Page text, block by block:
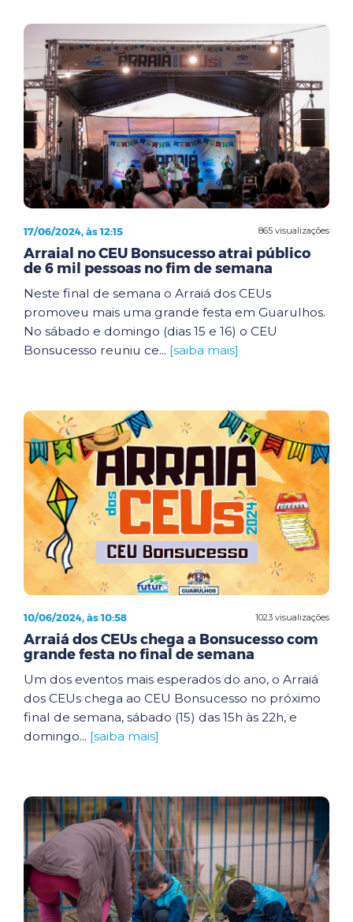
865 visualizações
17/06/2024, às 12:15
Arraial no CEU Bonsucesso atrai público
de 6 mil pessoas no fim de semana
Neste final de semana o Arraiá dos CEUs
promoveu mais uma grande festa em Guarulhos.
No sábado e domingo (dias 15 e 16) o CEU
Bonsucesso reuniu ce... [saiba mais]
1023 visualizações
10/06/2024, às 10:58
Arraiá dos CEUs chega a Bonsucesso com
grande festa no final de semana
Um dos eventos mais esperados do ano, o Arraiá
dos CEUs chega ao CEU Bonsucesso no próximo
final de semana, sábado (15) das 15h às 22h, e
domingo... [saiba mais]